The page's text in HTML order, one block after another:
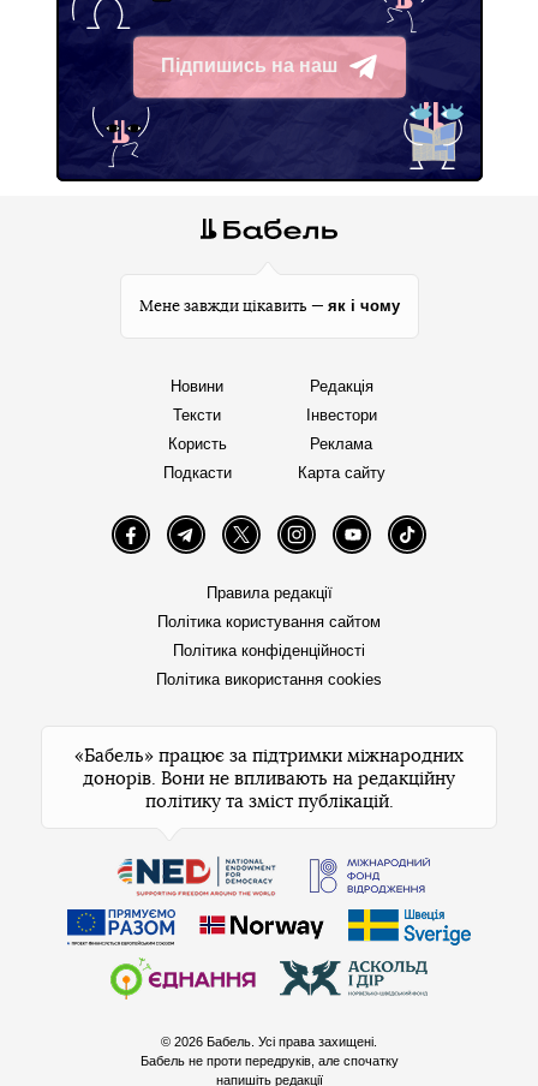
Підпишись на наш
Telegram
Мене завжди цікавить — як і чому
Новини
Тексти
Користь
Подкасти
Редакція
Інвестори
Реклама
Карта сайту
FacebookTelegramTwitter InstagramYouTube TikTok
Правила редакції
Політика користування сайтом
Політика конфіденційності
Політика використання cookies
«Бабель» працює за підтримки міжнародних
донорів. Вони не впливають на редакційну
політику та зміст публікацій.
© 2026 Бабель. Усі права захищені.
Бабель не проти передруків, але спочатку
напишіть редакції